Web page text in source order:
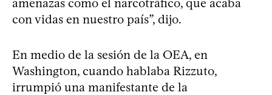
con vidas en nuestro país”, dijo.
En medio de la sesión de la OEA, en
Washington, cuando hablaba Rizzuto,
irrumpió una manifestante de la